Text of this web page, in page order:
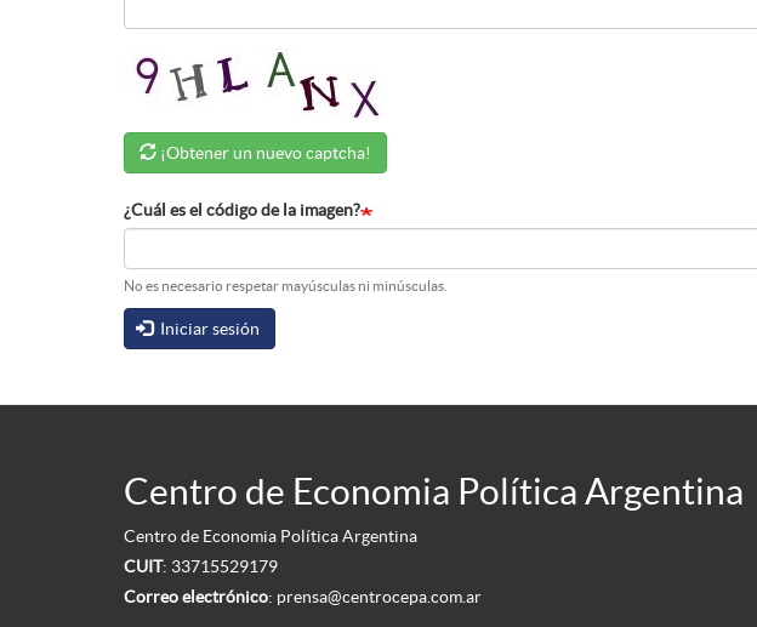
¡Obtener un nuevo captcha!
¿Cuál es el código de la imagen?
No es necesario respetar mayúsculas ni minúsculas.
Iniciar sesión
Centro de Economia Política Argentina
Centro de Economia Política Argentina
CUIT: 33715529179
Correo electrónico: prensa@centrocepa.com.ar